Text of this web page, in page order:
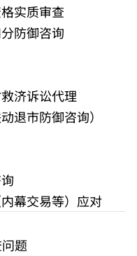
实质审查
防御咨询
济诉讼代理
退市防御咨询）
幕交易等）应对
题